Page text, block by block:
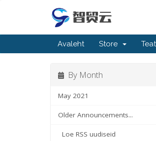
Avaleht Store
By Month
May 2021
Older Announcements...
Loe RSS uudiseid